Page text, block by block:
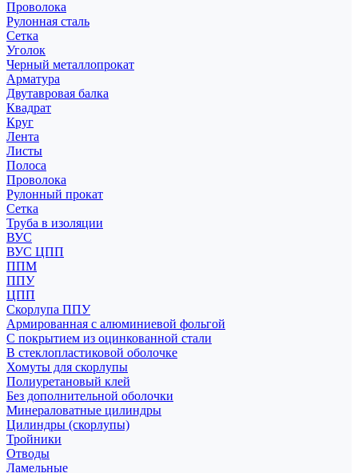
Проволока
Рулонная сталь
Сетка
Уголок
Черный металлопрокат
Арматура
Двутавровая балка
Квадрат
Круг
Лента
Листы
Полоса
Проволока
Рулонный прокат
Сетка
Труба в изоляции
ВУС
ВУС ЦПП
ППМ
ППУ
ЦПП
Скорлупа ППУ
Армированная с алюминиевой фольгой
С покрытием из оцинкованной стали
В стеклопластиковой оболочке
Хомуты для скорлупы
Полиуретановый клей
Без дополнительной оболочки
Минераловатные цилиндры
Цилиндры (скорлупы)
Тройники
Отводы
Ламельные